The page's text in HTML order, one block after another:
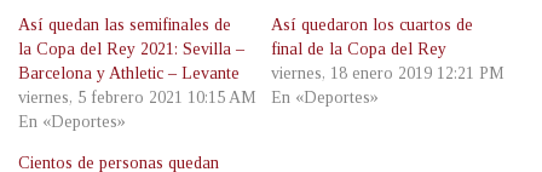
Así quedan las semifinales de
la Copa del Rey 2021: Sevilla –
Barcelona y Athletic – Levante
viernes, 5 febrero 2021 10:15 AM
En «Deportes»
Así quedaron los cuartos de
final de la Copa del Rey
viernes, 18 enero 2019 12:21 PM
En «Deportes»
Cientos de personas quedan